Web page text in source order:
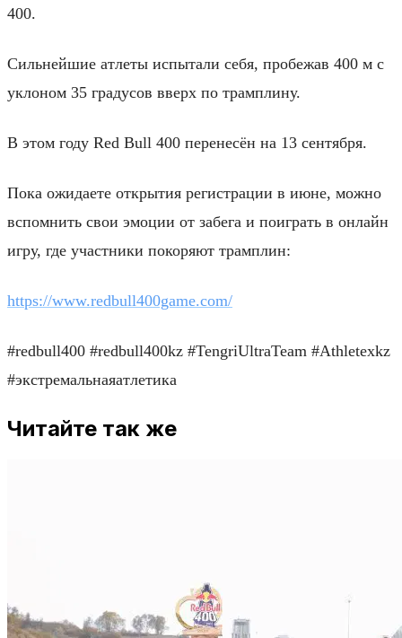
400.
Сильнейшие атлеты испытали себя, пробежав 400 м с
уклоном 35 градусов вверх по трамплину.
В этом году Red Bull 400 перенесён на 13 сентября.
Пока ожидаете открытия регистрации в июне, можно
вспомнить свои эмоции от забега и поиграть в онлайн
игру, где участники покоряют трамплин:
https://www.redbull400game.com/
#redbull400 #redbull400kz #TengriUltraTeam #Athletexkz
#экстремальнаяатлетика
Читайте так же